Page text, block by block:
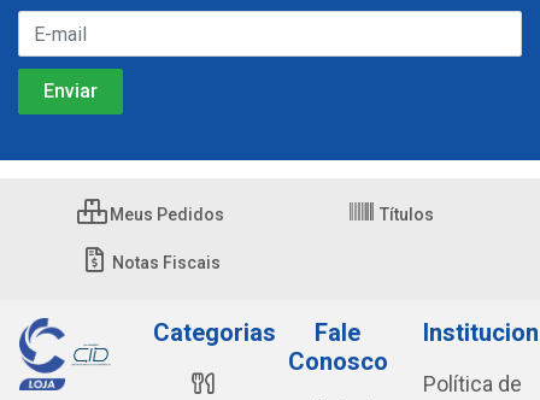
Meus Pedidos Títulos
Notas Fiscais
Categorias
Fale
Conosco
Política de